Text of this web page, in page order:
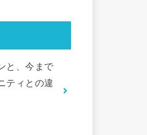
と、今まで
ティとの違